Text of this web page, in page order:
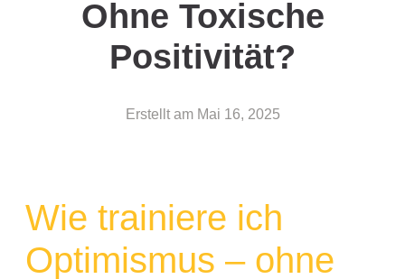
Ohne Toxische
Positivität?
Erstellt am Mai 16, 2025
Wie trainiere ich
Optimismus – ohne